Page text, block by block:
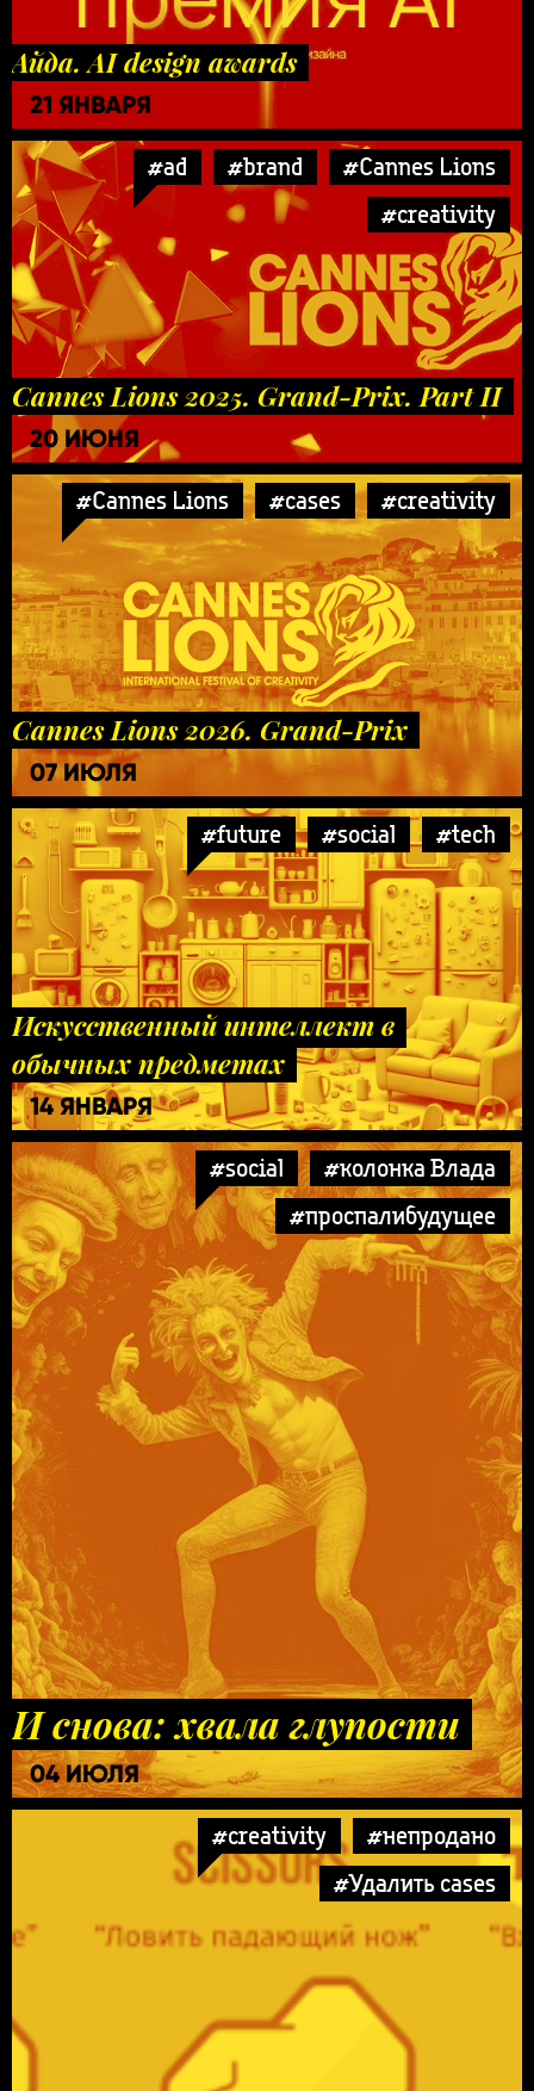
Айда. AI design awards
21 ЯНВАРЯ
#ad #brand
#Cannes Lions
#creativity
Cannes Lions 2025. Grand-Prix. Part II
20 ИЮНЯ
#Cannes Lions #cases #creativity
Cannes Lions 2026. Grand-Prix
07 ИЮЛЯ
#future #social #tech
Искусственный интеллект в
обычных предметах
14 ЯНВАРЯ
#social
#колонка Влада
#проспалибудущее
И снова: хвала глупости
04 ИЮЛЯ
#creativity
#непродано
#Удалить cases